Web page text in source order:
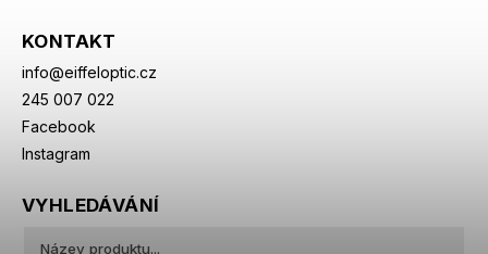
KONTAKT
info@eiffeloptic.cz
245 007 022
Facebook
Instagram
VYHLEDÁVÁNÍ